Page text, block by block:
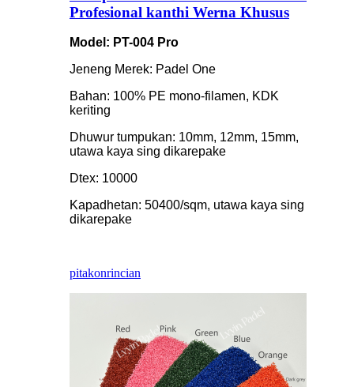
Profesional kanthi Werna Khusus
Model: PT-004 Pro
Jeneng Merek: Padel One
Bahan: 100% PE mono-filamen, KDK
keriting
Dhuwur tumpukan: 10mm, 12mm, 15mm,
utawa kaya sing dikarepake
Dtex: 10000
Kapadhetan: 50400/sqm, utawa kaya sing
dikarepake
pitakonrincian